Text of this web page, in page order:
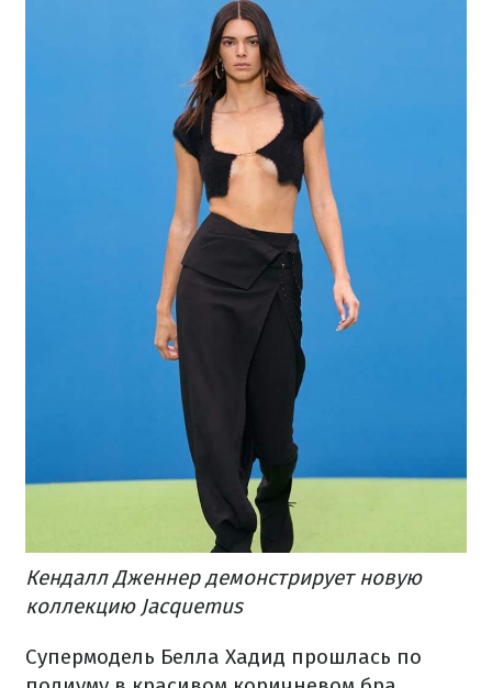
Кендалл Дженнер демонстрирует новую
коллекцию Jacquemus
Супермодель Белла Хадид прошлась по